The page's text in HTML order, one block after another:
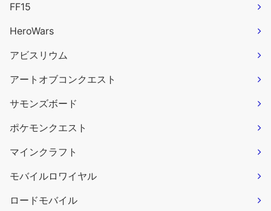
FF15
HeroWars
アビスリウム
アートオブコンクエスト
サモンズボード
ポケモンクエスト
マインクラフト
モバイルロワイヤル
ロードモバイル